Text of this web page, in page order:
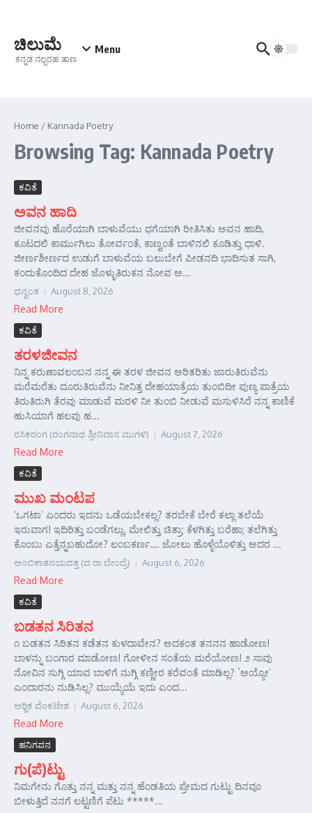
ಚಿಲುಮೆ
ಕನ್ನಡ ನಲ್ಬರಹ ತಾಣ
Menu
Home / Kannada Poetry
Browsing Tag: Kannada Poetry
ಕವಿತೆ
ಅವನ ಹಾದಿ
ಜೀವನವು ಹೊರೆಯಾಗಿ ಬಾಳುವೆಯು ಧಗೆಯಾಗಿ ರೀತಿಸಿತು ಅವನ ಹಾದಿ,
ಕೂಟದಲಿ ಕಾರ್ಮುಗಿಲು ತೋರ್ವಂತೆ, ಕಾಣ್ವಂತೆ ಬಾಳಿನಲಿ ಕೂಡಿತ್ತು ಧಾಳಿ.
ಜೀರ್ಣಶೀರ್ಣದ ಉಡುಗೆ ಬಾಳುವೆಯ ಬಲುಬೇಗೆ ಪೀಡನದಿ ಭಾದಿಸುತ ಸಾಗಿ,
ಕಂದುಕೊಂದಿದ ದೇಹ ಜೊಳ್ಳುತಿರುಕನ ನೋವ ಅ...
ಧನ್ವಂತ August 8, 2026
Read More
ಕವಿತೆ
ತರಳಜೀವನ
ನಿನ್ನ ಕರುಣಾವಲಂಬನ ನನ್ನ ಈ ತರಳ ಜೀವನ ಅರಿತರಿತು ಜಾರುತಿರುವೆನು
ಮರೆಮರೆತು ದೂರುತಿರುವೆನು ನೀನಿತ್ತ ದೇಹಯಾತ್ರೆಯ ತುಂಬಿದೀ ಪುಣ್ಯ ಪಾತ್ರೆಯ
ತಿರುತಿರುಗಿ ತೆರವು ಮಾಡುವೆ ಮರಳಿ ನೀ ತುಂಬಿ ನೀಡುವೆ ಮಸುಳಿಸಿರೆ ನನ್ನ ಕಾಣಿಕೆ
ಹುಸಿಯಾಗೆ ಹಲವು ಹ...
ರಸಿಕರಂಗ (ರಂಗನಾಥ ಶ್ರೀನಿವಾಸ ಮುಗಳಿ) August 7, 2026
Read More
ಕವಿತೆ
ಮುಖ ಮಂಟಪ
‘ಒಗಟಾ’ ಎಂದರು ಇದನು ಒಡೆಯಬೇಕಲ್ಲ? ತರಬೇಕೆ ಬೇರೆ ಕಲ್ಲಾ ತಲೆಯೆ
ಇರುವಾಗ! ಇದಿರಿತ್ತು ಬಂಡೆಗಲ್ಲು, ಮೇಲಿತ್ತು ಚಿತ್ರಾ; ಕೆಳಗಿತ್ತು ಬರೆಹಾ; ತಲೆಗಿತ್ತು
ಕೊಂಬು ಎತ್ತೆನ್ನಬಹುದೋ? ಲಂಬಕರ್ಣ…. ಜೋಲು ಹೊಳ್ಳೆಯೊಳಿತ್ತು ಅದರ ...
ಅಂಬಿಕಾತನಯದತ್ತ (ದ ರಾ ಬೇಂದ್ರೆ) August 6, 2026
Read More
ಕವಿತೆ
ಬಡತನ ಸಿರಿತನ
೧ ಬಡತನ ಸಿರಿತನ ಕಡೆತನ ಕುಳದಾವೇನ? ಅದಕಂತ ತನನನ ಹಾಡೋಣ!
ಬಾಳನ್ನು ಬಂಗಾರ ಮಾಡೋಣ! ಗೋಳೀನ ಸಂತೆಯ ಮರೆಯೋಣ! ೨ ಸಾವು
ನೋವಿನ ಸುಗ್ಗಿ ಯಾವ ಬಾಳಿಗೆ ನುಗ್ಗಿ ಕಣ್ಣೀರ ಕರೆವಂತೆ ಮಾಡಿಲ್ಲ? `ಅಯ್ಯೋ’
ಎಂದಾರನು ನುಡಿಸಿಲ್ಲ? ಮುಯ್ಯೆಯೆ ಇದು ಎಂದ...
ಅರ್‍ಚಿಕ ವೆಂಕಟೇಶ August 6, 2026
Read More
ಹನಿಗವನ
ಗು(ಪೆ)ಟ್ಟು
ನಿಮಗೇನು ಗೊತ್ತು ನನ್ನ ಮತ್ತು ನನ್ನ ಹೆಂಡತಿಯ ಪ್ರೇಮದ ಗುಟ್ಟು ದಿನವೂ
ಬೀಳುತ್ತಿದೆ ನನಗೆ ಲಟ್ಟಣಿಗೆ ಪೆಟು *****...